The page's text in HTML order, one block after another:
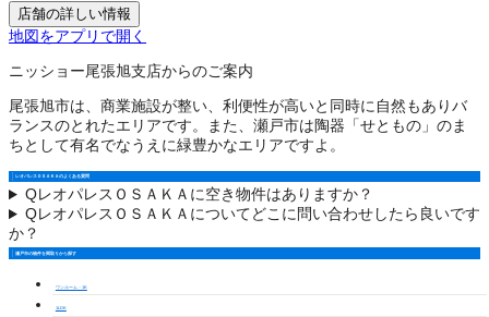
店舗の詳しい情報
地図をアプリで開く
ニッショー尾張旭支店からのご案内
尾張旭市は、商業施設が整い、利便性が高いと同時に自然もありバ
ランスのとれたエリアです。また、瀬戸市は陶器「せともの」のま
ちとして有名でなうえに緑豊かなエリアですよ。
レオパレスＯＳＡＫＡのよくある質問
QレオパレスＯＳＡＫＡに空き物件はありますか？
QレオパレスＯＳＡＫＡについてどこに問い合わせしたら良いです
か？
瀬戸市の物件を間取りから探す
ワンルーム・1K
1LDK